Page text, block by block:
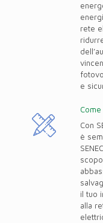
rete
e
Con
è
il tuo
alla